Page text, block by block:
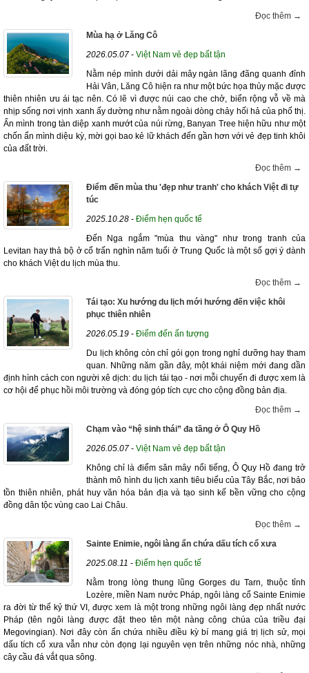
Đọc thêm →
Mùa hạ ở Lăng Cô
2026.05.07 - Việt Nam vẻ đẹp bất tận
Nằm nép mình dưới dải mây ngàn lãng đãng quanh đỉnh
Hải Vân, Lăng Cô hiện ra như một bức họa thủy mặc được
thiên nhiên ưu ái tạc nên. Có lẽ vì được núi cao che chở, biển rộng vỗ về mà
nhịp sống nơi vịnh xanh ấy dường như nằm ngoài dòng chảy hối hả của phố thị.
Ẩn mình trong tàn diệp xanh mướt của núi rừng, Banyan Tree hiện hữu như một
chốn ẩn mình diệu kỳ, mời gọi bao kẻ lữ khách đến gần hơn với vẻ đẹp tinh khôi
của đất trời.
Đọc thêm →
Điểm đến mùa thu 'đẹp như tranh' cho khách Việt đi tự
túc
2025.10.28 - Điểm hẹn quốc tế
Đến Nga ngắm "mùa thu vàng" như trong tranh của
Levitan hay thả bộ ở cổ trấn nghìn năm tuổi ở Trung Quốc là một số gợi ý dành
cho khách Việt du lịch mùa thu.
Đọc thêm →
Tái tạo: Xu hướng du lịch mới hướng đến việc khôi
phục thiên nhiên
2026.05.19 - Điểm đến ấn tượng
Du lịch không còn chỉ gói gọn trong nghỉ dưỡng hay tham
quan. Những năm gần đây, một khái niệm mới đang dần
định hình cách con người xê dịch: du lịch tái tạo - nơi mỗi chuyến đi được xem là
cơ hội để phục hồi môi trường và đóng góp tích cực cho cộng đồng bản địa.
Đọc thêm →
Chạm vào “hệ sinh thái” đa tầng ở Ô Quy Hồ
2026.05.07 - Việt Nam vẻ đẹp bất tận
Không chỉ là điểm săn mây nổi tiếng, Ô Quy Hồ đang trở
thành mô hình du lịch xanh tiêu biểu của Tây Bắc, nơi bảo
tồn thiên nhiên, phát huy văn hóa bản địa và tạo sinh kế bền vững cho cộng
đồng dân tộc vùng cao Lai Châu.
Đọc thêm →
Sainte Enimie, ngôi làng ẩn chứa dấu tích cổ xưa
2025.08.11 - Điểm hẹn quốc tế
Nằm trong lòng thung lũng Gorges du Tarn, thuộc tỉnh
Lozère, miền Nam nước Pháp, ngôi làng cổ Sainte Enimie
ra đời từ thế kỷ thứ VI, được xem là một trong những ngôi làng đẹp nhất nước
Pháp (tên ngôi làng được đặt theo tên một nàng công chúa của triều đại
Megovingian). Nơi đây còn ẩn chứa nhiều điều kỳ bí mang giá trị lịch sử, mọi
dấu tích cổ xưa vẫn như còn đọng lại nguyên vẹn trên những nóc nhà, những
cây cầu đá vắt qua sông.